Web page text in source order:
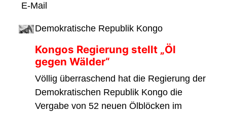
E-Mail
Demokratische Republik Kongo
Kongos Regierung stellt „Öl
gegen Wälder“
Völlig überraschend hat die Regierung der
Demokratischen Republik Kongo die
Vergabe von 52 neuen Ölblöcken im